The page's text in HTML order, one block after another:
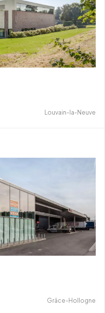
Louvain-la-Neuve
Grâce-Hollogne